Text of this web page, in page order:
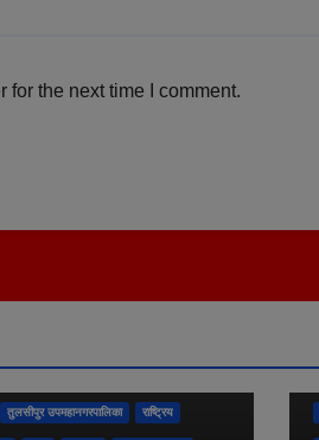
the next time I comment.
तुलसीपुर उपमहानगरपालिका राष्ट्रिय